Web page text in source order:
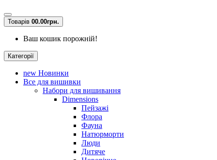
Товарів 00.00грн.
Ваш кошик порожній!
Категорії
new Новинки
Все для вишивки
Набори для вишивання
Dimensions
Пейзажі
Флора
Фауна
Натюрморти
Люди
Дитяче